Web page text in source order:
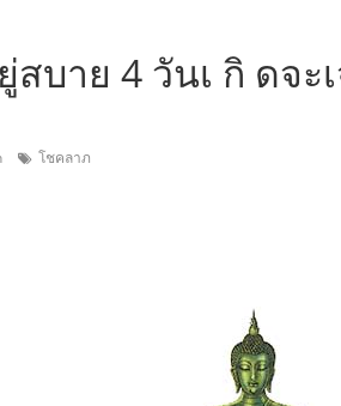
บาย 4 วันเ กิ ดจะ
โชคลาภ